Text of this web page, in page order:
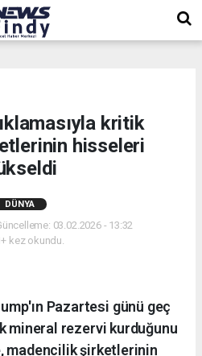
kritik
hisseleri
DÜNYA
03.02.2026 - 13:32
kez okundu.
Pazartesi günü geç
mineral rezervi kurduğunu
madencilik şirketlerinin